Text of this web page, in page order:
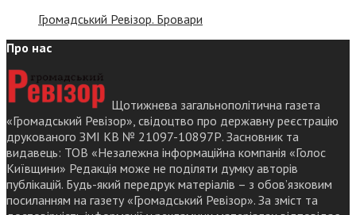
Громадський Ревізор. Бровари
Про нас
Щотижнева загальнополітична газета
«Громадський Ревізор», свідоцтво про державну реєстрацію
друкованого ЗМІ КВ № 21097-10897Р. Засновник та
видавець: ТОВ «Незалежна інформаційна компанія «Голос
Київщини» Редакція може не поділяти думку авторів
публікацій. Будь-який передрук матеріалів – з обов’язковим
посиланням на газету «Громадський Ревізор». За зміст та